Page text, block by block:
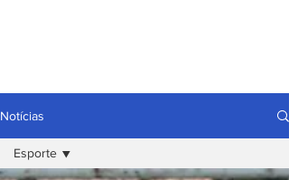
Notícias
Esporte